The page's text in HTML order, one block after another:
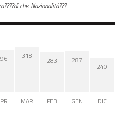
che. Nazionalità???
318
MAR
283
FEB
287
GEN
240
DIC